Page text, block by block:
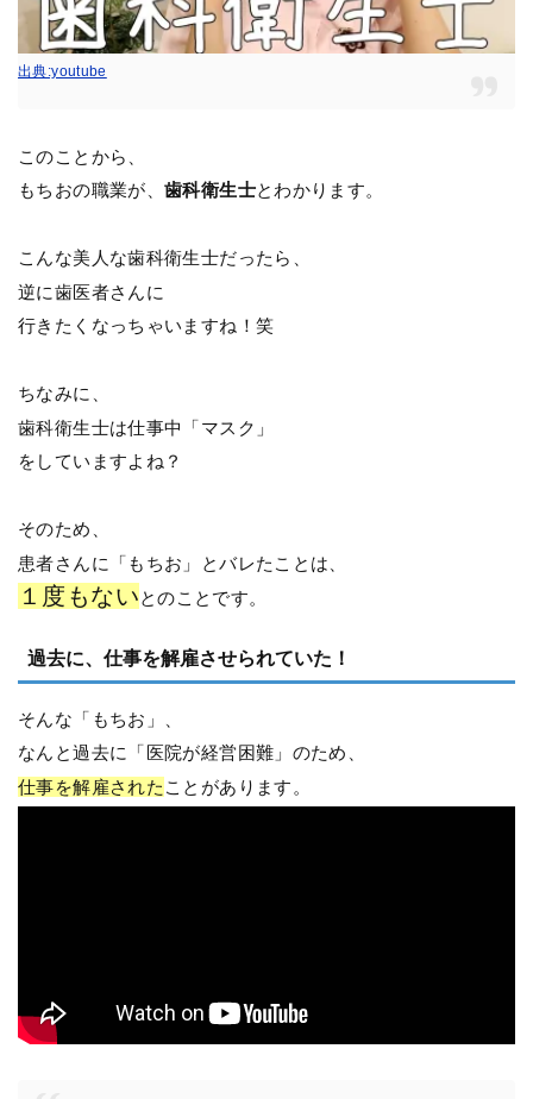
出典:youtube
このことから、
もちおの職業が、歯科衛生士とわかります。
こんな美人な歯科衛生士だったら、
逆に歯医者さんに
行きたくなっちゃいますね！笑
ちなみに、
歯科衛生士は仕事中「マスク」
をしていますよね？
そのため、
患者さんに「もちお」とバレたことは、
１度もないとのことです。
過去に、仕事を解雇させられていた！
そんな「もちお」、
なんと過去に「医院が経営困難」のため、
仕事を解雇された ことがあります。